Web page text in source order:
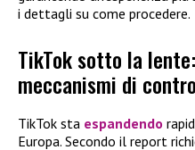
i dettagli su come procedere.
TikTok sotto la
meccanismi di
TikTok sta espandendo
Europa. Secondo il report